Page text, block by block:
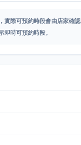
實際可預約時段會由店家確
即時可預約時段。